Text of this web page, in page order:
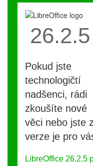
26.2.5
Pokud jste
technologičtí
nadšenci, rádi
zkoušíte nové
věci nebo jste
verze je pro
LibreOffice 26.2.5